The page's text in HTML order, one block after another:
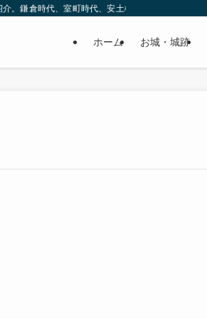
。鎌倉時代、室町時代、安土桃山時代（戦国時代
ホーム お城・城跡